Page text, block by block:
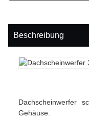
Beschreibung
Dachscheinwerfer
Gehäuse.